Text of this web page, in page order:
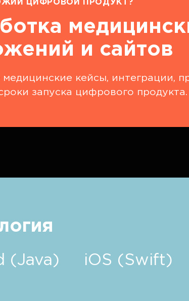
ЦИФРОВОЙ ПРОДУКТ?
и сайтов
кейсы, интеграции,
запуска цифрового продукта.
(Java) iOS (Swift)